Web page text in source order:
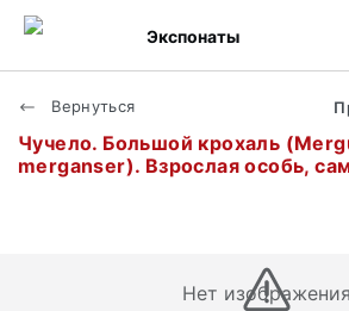
Экспонаты
Вернуться
Чучело. Большой крохаль
merganser). Взрослая особь,
Нет изображения